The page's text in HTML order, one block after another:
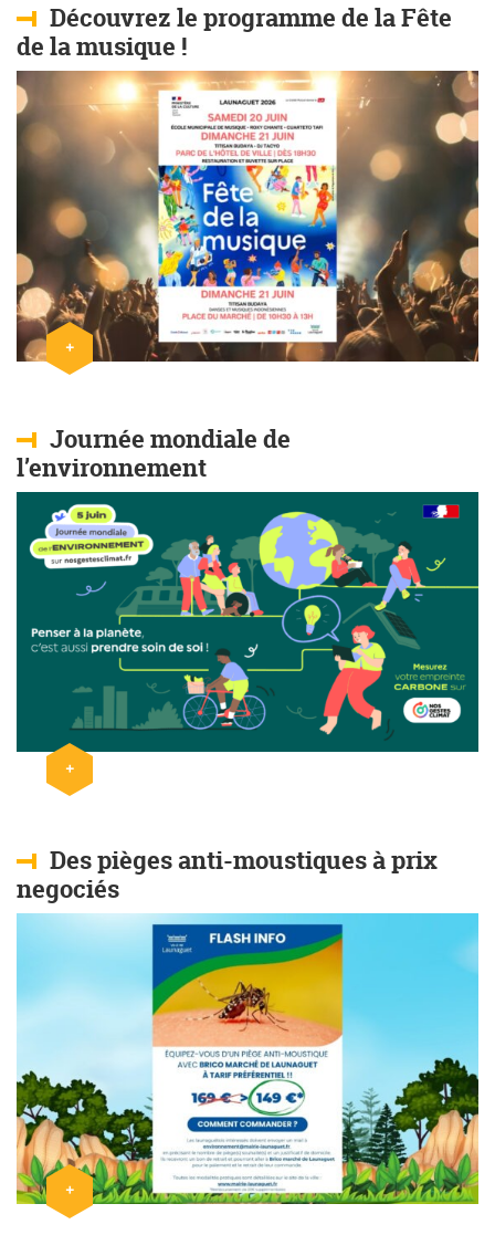
Découvrez le programme de la Fête
de la musique !
+ Lire l'article
Journée mondiale de
l’environnement
+
Des pièges anti-moustiques à prix
negociés
+ Lire l'article